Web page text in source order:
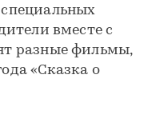
вместе с
разные фильмы,
«Сказка о